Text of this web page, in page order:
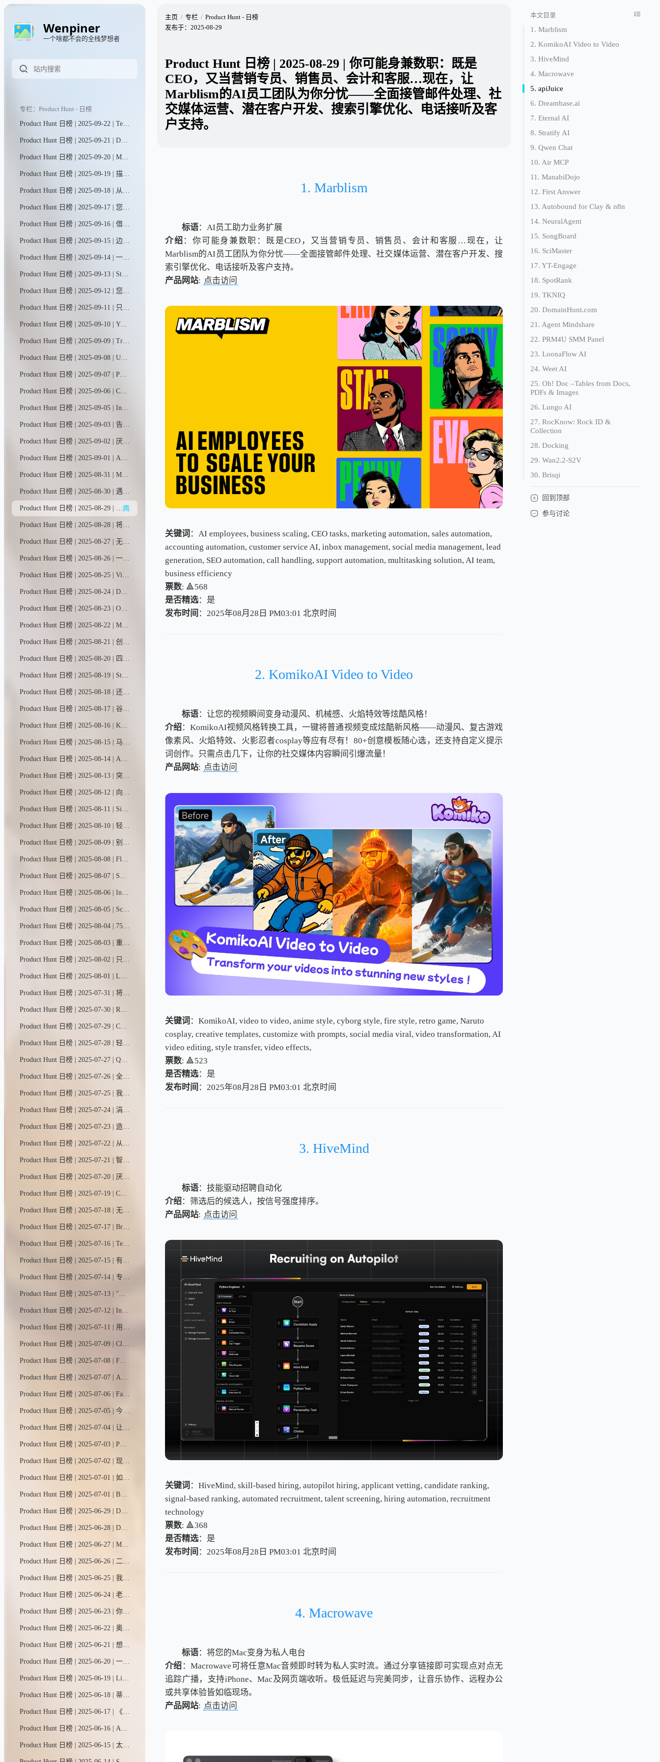
Wenpiner
一个啥都不会的全栈梦想者
专栏：Product Hunt - 日榜
Product Hunt 日榜 | 2025-09-22 | Teable让您的数据即刻转化为行动。无论是客户信息、发票记录，还是批量营销图文生成，所有数据处理工作都变得前所未有的简单高效。
Product Hunt 日榜 | 2025-09-21 | Dart现已将AI聊天与智能代理融合，打造出独具一格的项目管理工具。只需与AI对话，即可轻松完成项目 brainstorming、规划与进度追踪。您还能部署专业化甚至定制化的智能代理，让它们高效执行任何已规划的工作任务。
Product Hunt 日榜 | 2025-09-20 | MagicLight助您轻松将任意脚本转化为电影级故事视频——仅需几分钟。无论是制作YouTube内容、儿童故事、广告还是品牌宣传片，MagicLight作为智能故事视频助手，让叙事创作变得毫不费力。
Product Hunt 日榜 | 2025-09-19 | 描述您的活动，即刻获得精美的报名页面、邀请函等更多内容。通过直观的编辑工具调整细节，AI将为您完成繁重工作。特别适合渴望举办专业活动却不愿在各种工具间来回切换的个人与团队。
Product Hunt 日榜 | 2025-09-18 | 从网站实时抓取真实数据并导入Univers（我们的电子表格引擎，在GitHub上已获得27.5k星标！）。在这里，您可以提问、通过交互式表格和图表进行可视化分析，还能进行数据切片、多维筛选及导出——所有操作一站式完成。
Product Hunt 日榜 | 2025-09-17 | 您的Next Store专为渴望打造并运营现代化、高性能在线商店的创业者、品牌主及代理商而生。它摆脱了Shopify等平台繁冗的插件束缚与功能限制，为追求极致速度与高度适应性的您量身定制。
Product Hunt 日榜 | 2025-09-16 | 借助Blocks，任何人都能在几分钟内构建智能工作应用和AI智能体。它们不仅能管理工作流程，更能切实推进任务完成。我们的AI构建助手Ella将自然语言转化为应用与智能体，将应用构建与智能体开发双平台合二为一，打造出功能强大的统一工作平台。
Product Hunt 日榜 | 2025-09-15 | 边做边说；Guidde将你的点击与口述转化为精炼的分步指南，并配以AI语音，无需脚本，无需重录。
Product Hunt 日榜 | 2025-09-14 | 一个展示设备端机器学习和生成式人工智能应用案例的画廊，让人们能够在本地试用和使用模型。
Product Hunt 日榜 | 2025-09-13 | Stash MCP服务器让Cursor、Claude和Copilot等AI助手能够直接访问团队的实时工作内容（代码、文档、任务），无需反复提示即可解决问题。只需说"请处理我分配的编号为…的任务"——一句话就够了。
Product Hunt 日榜 | 2025-09-12 | 您的核心代码、云及运行时安全平台。借助AI自动修复与自动分诊功能，智能修补漏洞。误报率降低85%。安全是每个人的责任。让安全防护自动完成，使开发者回归创造本身。
Product Hunt 日榜 | 2025-09-11 | 只需几分钟即可创建并上线新店铺，在AI智能团队的全程支持下轻松启航——从店铺搭建、设计到正式运营，您的专属AI助手将提供全方位支持。我们负责营销自动化与活动策划，让您专注核心销售业务。
Product Hunt 日榜 | 2025-09-10 | YouMind助您轻松开启创作之旅，从捕捉灵感到打磨文章、播客、视频等作品。通过YouMind，每个人都能将好奇心转化为精彩创作。
Product Hunt 日榜 | 2025-09-09 | Tripo是一款生成式AI模型，可将文本或图像转化为可直接投入生产的3D素材。基于数百亿参数构建的Tripo 3.0版本，能够生成更锐利的几何结构、更整洁的拓扑布局和更丰富的纹理细节，最终呈现更高质量的3D成果。
Product Hunt 日榜 | 2025-09-08 | Uxia让各种规模的设计和产品团队都能轻松开展用户测试。传统工具速度慢、成本高且往往不够准确。Uxia运用人工智能和虚拟用户技术，快速提供可靠洞察，助力实现更敏捷高效的产品开发。
Product Hunt 日榜 | 2025-09-07 | PhotoFox AI只需一张产品照片，即可生成完整营销素材——影棚级平面图片、抓眼球短视频、即用型广告模板。几分钟内获得100+品牌专属素材，成本仅为传统拍摄的零头。
Product Hunt 日榜 | 2025-09-06 | CapCut AI智能剪辑工具——您的智能剪辑助手，支持镜头捕捉与指令驱动创作。从自动剪辑到虚拟形象生成，从智能片段切割到素材创作，CapCut以AI之力重塑剪辑体验：操作简单、功能强大、智能高效。
Product Hunt 日榜 | 2025-09-05 | Incerto是一款专为数据库设计的AI原生Copilot助手。它通过情境感知代理技术，将自然语言指令转化为各类任务——无论是编写查询语句、调整数据架构，还是迁移数据，都能将开发效率提升十倍，同时减少90%的人工操作负担。
Product Hunt 日榜 | 2025-09-03 | 告别繁琐记账。Receiptor AI智能追踪所有历史与当前收据，依托上下文精准提取数据，自动归类支出明细，并无缝同步至Xero/QBO财务系统。通过人工智能轻松创建规则、高效管理票据档案。节省时间，优化税务抵扣，持续保持财税合规。
Product Hunt 日榜 | 2025-09-02 | 厌倦了那些缺乏真正自主性的工作流自动化平台？受够了需要自己搭建基础设施的智能体框架？或是那些过于死板、功能基础的智能体构建工具？xpander.ai智能体平台为您提供AI智能体开发与运维的一站式解决方案。
Product Hunt 日榜 | 2025-09-01 | A01是你的专属新闻助手，帮你追踪所有关心的话题。只需告诉它你想关注的内容，它就会为你带来最新资讯。
Product Hunt 日榜 | 2025-08-31 | Motion以高清画质捕捉屏幕动态，平滑处理鼠标移动轨迹，添加局部放大特效，让您全面掌控视觉呈现。只需轻点几下，原始素材即刻升级为专业级精制视频——无论是分享展示、产品演示还是营销推广，皆能完美胜任。
Product Hunt 日榜 | 2025-08-30 | 遇见Surf——一款专业AI助手，将加密市场的纷杂信息转化为行动指南。整合实时社群情绪与链上数据，打造研究与执行的一体化平台。用通俗易懂的 sourced 行业洞察，助您轻松理解RWA（现实世界资产）和稳定币等概念。
Product Hunt 日榜 | 2025-08-29 | 你可能身兼数职：既是CEO，又当营销专员、销售员、会计和客服…现在，让Marblism的AI员工团队为你分忧——全面接管邮件处理、社交媒体运营、潜在客户开发、搜索引擎优化、电话接听及客户支持。
Product Hunt 日榜 | 2025-08-28 | 将非技术性反馈和错误报告在数秒内转化为现成代码。Webvizio自动捕捉产品反馈，收集所有技术数据，并通过Cursor、Windsurf等AI编程工具帮助团队快速解决开发任务。
Product Hunt 日榜 | 2025-08-27 | 无缝支付体验，助力SaaS业务 🤝 全球伙伴轻松分账 🌍 支持80+种货币、100+国家/地区及稳定币结算 🤖 智能AI助手深度解析业务数据 💳 订阅制与一次性支付兼享，税务自动化省心无忧
Product Hunt 日榜 | 2025-08-26 | 一款工作流自动化平台，可将任务精准分配给人类员工或AI代理。通过整合Slack、Jira和Notion等工具，Trace能够解构现有工作流程，识别自动化契机，并将AI代理嵌入重复性任务中执行。
Product Hunt 日榜 | 2025-08-25 | VibeFlow能将您的指令转化为全栈网络应用，通过类似n8n的可视化工作流构建后端逻辑，让您能够随着创意的演进直观查看、编辑并扩展应用程序架构。
Product Hunt 日榜 | 2025-08-24 | Deforge让AI智能体开发变得极其简单。我们的可视化平台将复杂工作流浓缩为单一节点，任何人都能通过填写表单快速部署智能体。
Product Hunt 日榜 | 2025-08-23 | Omnara让Claude Code摆脱终端束缚。先在本地编写代码，随后即可在网页端或移动端无缝续写。设备切换丝滑流畅，工作进度实时同步。当智能代理需要您介入时，推送即时抵达，一键即可审批变更。SDK兼容所有AI代理系统，开启全平台编程新体验。
Product Hunt 日榜 | 2025-08-22 | Mocke AI智能体模拟执行邮件营销活动，1分钟内即可反馈结果，包括邮件打开率、回复率和退订率等关键指标。更独特的是，Mocke能深度解析潜在客户行为：精准指出未打开邮件的原因，解析被标记垃圾邮件或遭到忽视的深层因素。助您获取真实场景中无法捕捉的营销成败关键洞察，揭示活动成功或失败的本质原因。
Product Hunt 日榜 | 2025-08-21 | 创建你自己的发布保护机制，用简单英语标记或阻止团队代码更改，让你立即知晓一切是否按计划进行或违反规则。
Product Hunt 日榜 | 2025-08-20 | 四月是一款语音AI行政助手，可免提管理您的邮件和日程。专为需要行政助理的大忙人设计。只需动动嘴，就能让四月帮您重新安排会议、删除垃圾邮件并回复重要邮件。
Product Hunt 日榜 | 2025-08-19 | Stormy是一款专为网红营销打造的AI助手。只需提供简要需求和预算，它就能从公开数据中筛选出合适的YouTube/TikTok创作者，精准匹配评分，自动撰写个性化邀约文案，通过私信/邮件触达，实时追踪回复动态，并协助完成谈判签约——为您提供从对接到成交的全流程极速服务。
Product Hunt 日榜 | 2025-08-18 | 还在被竞争对手甩在身后吗？HeadsUp是首款能主动预警竞品动态并助您快速应对的AI助手。实时洞悉市场变化，即刻触发行动警报。60秒极速部署，全自动智能护航。
Product Hunt 日榜 | 2025-08-17 | 谷歌航班新推出了一款名为"航班特惠"的AI工具，专为行程灵活的旅行者打造。只需用自然语言描述你的理想旅程，比如"今年冬天来趟滑雪之旅"，它就能为你找到最划算的机票和最佳目的地。
Product Hunt 日榜 | 2025-08-16 | Kuse能将杂乱输入转化为条理分明的交付成果，所有操作都在一个可视化画布上完成——你的创作上下文一目了然，随时可编辑，还能重复利用。输入一团乱麻，输出智慧结晶。
Product Hunt 日榜 | 2025-08-15 | 马卡龙是一款让你一见如故的私人AI。它比朋友更懂你的喜好、经历和愿望，还能瞬间调出定制化小程序，让每次对话都甜度满分。
Product Hunt 日榜 | 2025-08-14 | Autumn让AI初创企业仅需3次API调用即可实现用量计价与管控。基于Stripe构建，一站式管理订阅、用量和访问权限。无需配置Webhook或后端逻辑，特别适合开发大语言模型和图像应用的早期团队。
Product Hunt 日榜 | 2025-08-13 | 突破大脑的极限。与你阅读、观看、聆听或记录的所有内容展开对话。随时随地添加资料，或导入数千个视频、播客等内容——全部自动归档至你的智能知识库。让记忆成为永恒可检索的宝藏。
Product Hunt 日榜 | 2025-08-12 | 向各路传奇人物学习任意主题的大师课，课程阵容包括保罗·格雷厄姆、埃隆·马斯克、陶哲轩、安德烈·卡帕西、摩根·豪塞尔、比尔·阿克曼和马克·安德森。观看他们实时共享屏幕，为你讲授自选课题的深度课程。
Product Hunt 日榜 | 2025-08-11 | Simular Pro是一款专为macOS打造的生产级电脑助手，能够像真人一样可靠地自动化处理复杂的桌面任务。
Product Hunt 日榜 | 2025-08-10 | 轻松隐藏网页上的敏感信息，如文字、图片、表单等内容。
Product Hunt 日榜 | 2025-08-09 | 别再浪费时间和金钱选错课程了。CourseCorrect能根据你的水平、经验和技能，全网智能匹配最适合的课程。还能获取就业市场需求、薪资涨幅等深度分析，告诉你哪些技能才能真正推动职业发展。
Product Hunt 日榜 | 2025-08-08 | Floot让非技术人员和创业者也能轻松打造真正可用的专业级网页应用。它设计得极其简单易用又功能强大。整套技术栈（后端、数据库、托管等）都已内置集成，从此你可以毫无障碍地实现自己的创意构想。
Product Hunt 日榜 | 2025-08-07 | SpeedVitals RUM助您实时监测真实用户性能（核心网页指标）与网站分析数据。作为谷歌分析的替代方案，它采用隐私优先设计，全程无需使用追踪Cookie。
Product Hunt 日榜 | 2025-08-06 | Indy AI颠覆了自由职业者的接单方式。它直连你的领英和X账号，扫描你的人脉网络，在你的Contra动态中推送熟人商机。告别求职平台。无需硬推销。只推荐来自既有关系的真实机会。
Product Hunt 日榜 | 2025-08-05 | SciSpace智能助手，您的科研搭档，集成了数百种学术工具与数据库于一体。只需简单指令，它便能阅读文献、分析数据、撰写论文，助您节省90%研究时间，让您从假设到发现的科研之路快人一步。
Product Hunt 日榜 | 2025-08-04 | 75%的网站未能通过核心网页指标测评。快检查你的网站排名是否被加载更快的竞争对手超越。数据源自Chrome用户体验报告的真实用户数据。
Product Hunt 日榜 | 2025-08-03 | 重视用户信任的现代SaaS团队专属——隐私友好型网站数据分析+仪表盘
Product Hunt 日榜 | 2025-08-02 | 只需一张照片，即可生成温馨逼真的产品展示图。X-Design助力小商家一键升级普通照片，轻松打造风格化场景——无论是温馨卧室、波西米亚风客厅，还是手持产品特写。功能涵盖修图美化、尺寸调整、智能抠图等全套工具。
Product Hunt 日榜 | 2025-08-01 | Launch只需一个指令就能构建完整产品——涵盖前端、后端、内置数据库和实时集成。无需Supabase，无需Zapier。遇到难题时，真人工程师将协助调试并交付成果。从构想到上线仅需数分钟，全程提供值得信赖的技术支持。
Product Hunt 日榜 | 2025-07-31 | 将你的安卓手机变成AI游乐场。DroidRun让你能在原生移动应用中创建并控制自主智能体，是测试、自动化和实验的完美工具。百分百开源，即将支持云端部署。
Product Hunt 日榜 | 2025-07-30 | RunLLM基于加州大学伯克利分校十年研究成果打造，能通过分析日志、代码和文档解决复杂技术支持问题。该工具可节省30%以上工程师时间，平均故障修复时长缩短50%，工单拦截率高达99%。Databricks、Sourcegraph和Corelight等企业已投入使用——立即免费试用您的专属版本。
Product Hunt 日榜 | 2025-07-29 | CopyCat是一款无需编程的浏览器自动化搭建平台。通过其可视化编辑器，您只需将AI指令与可靠的步骤化操作相结合，即可实现各类网页任务的自动化处理。
Product Hunt 日榜 | 2025-07-28 | 轻松通过对话生成并优化高转化率的产品视觉内容。HuHu AI智能助手化身您的专属搭档，为网店打造所需一切。✅ 一张照片，全场景内容。✅ 链接一键焕新。✅ 触达更广客群。
Product Hunt 日榜 | 2025-07-27 | Quicko Pro是一款以AI为核心的专业咨询平台，助力从业者轻松开展线上业务。它提供可定制的门户界面、无缝支付集成和实时数据分析功能，既能简化运营流程，又能提升客户互动体验。
Product Hunt 日榜 | 2025-07-26 | 全球首款大型视觉记忆模型震撼问世——这款AI能像ChatGPT处理文字一样，观看并记忆视频内容。上传至Memories.ai平台后，您可随时搜索画面细节或提出相关问题。
Product Hunt 日榜 | 2025-07-25 | 我们都可能需要一些心理支持。我曾用过Ash，凌晨两点被它的贴心程度震撼到了。它能记住我们的对话，甚至还会提出质疑，给出超有启发的见解。人工智能反而让我们更有人情味，这感觉太奇妙了不是吗？
Product Hunt 日榜 | 2025-07-24 | 涓流魔法画布——全球首款智能协作画布，让你与AI直观共创，轻松打造可直接上线的应用与网站。这个可视化空间专为情境工程设计，智能体能更精准理解你的意图，构建多页面应用程序。
Product Hunt 日榜 | 2025-07-23 | 造你所想，共享灵感，人人皆可参与。YouWare是一个活力四射的编程社区，搭载智能工具。加入10万+创作者与30万+项目，激发创意火花，收获宝贵建议。灵感枯竭？快来围观这些社区大神作品！
Product Hunt 日榜 | 2025-07-22 | 从线索挖掘到客户培育再到个性化触达，Jeeva全流程包办，让您专注成交而非追逐。全新2.0版本能智能分类收件箱、实时生成通话预案、自动管理后续跟进，甚至为您完成会议纪要。
Product Hunt 日榜 | 2025-07-21 | 智能清单 随手即达。用语音或拍照就能瞬间生成AI待办清单，轻松追踪每日每周每月事务。
Product Hunt 日榜 | 2025-07-20 | 厌倦了无休止的刷屏？Barrier应用将屏幕使用时间限制为每次10分钟，然后自动锁住让人分心的应用。想解锁？得等30秒...正好让你冷静思考是否值得。这款免费工具操作简单，用户反馈屏幕使用时间平均减少70%。放下手机，重拾生活。
Product Hunt 日榜 | 2025-07-19 | ChatGPT现在能自主思考并行动，主动调用智能工具箱中的技能，在电脑上为你完成任务。
Product Hunt 日榜 | 2025-07-18 | 无标题UI React是全球最大的开源React组件库，基于Tailwind CSS与React Aria构建。它囊括了设计开发现代用户界面所需的一切元素，助你省去数月设计开发周期。只需复制、粘贴，即可快速构建。
Product Hunt 日榜 | 2025-07-17 | Brain MAX是ClickUp推出的原生桌面应用，专治AI工具泛滥症，让工作效率飙升。每月仅需9美元，即可畅享所有AI模型（含高级推理模型），还能体验语音转文字、跨应用AI联动、智能任务处理等强大功能。
Product Hunt 日榜 | 2025-07-16 | TestSprite 2.0是您编程助手的最佳拍档。全新智能代码处理器能解析需求规格、验证AI生成代码、执行测试并提供修复建议——当您的智能助手编写代码时，我们确保其正确运行。
Product Hunt 日榜 | 2025-07-15 | 有创意、剧本、节奏点或心仪角色？OpenArt一键帮你打造视觉故事——动态、音乐、剧情线全包圆。
Product Hunt 日榜 | 2025-07-14 | 专业AI模拟面试，实时反馈与简历精准匹配，助你斩获心仪职位。基于STAR法则打造200+真实考题库，支持7种语言练习。设计师专为设计师打造。
Product Hunt 日榜 | 2025-07-13 | "语音流动"是谷歌AI视频创作工具Flow的一项全新实验性功能。该功能由Veo 3驱动，允许用户为单张初始图片生成的视频添加定制化AI语音，通过对话让静态画面生动起来。
Product Hunt 日榜 | 2025-07-12 | Intervo是一款开源平台，专为打造智能电话、语音及聊天AI助手而设计。它能突破ChatBase和Retell.AI等封闭平台的局限，即时帮助客户筛选潜在商机、处理技术支持，还能实现更多强大功能！
Product Hunt 日榜 | 2025-07-11 | 用AI将简历一键生成Notion风格个人网站——无需编程与设计基础。HelloCV AI助你脱颖而出，展示作品集，秒速斩获面试机会。专属简历域名免费托管，打造你的职业名片。
Product Hunt 日榜 | 2025-07-09 | Clueso是打造惊艳产品视频的最快最简单方式。它能将原始屏幕录像在几分钟内转化为影棚级视频和分步教程文章，无需任何剪辑或设计技能。
Product Hunt 日榜 | 2025-07-08 | Forge是连接并运行跨供应商AI模型的快速安全方案——告别工具碎片化和基础设施困扰。仅需三行代码即可切换。兼容OpenAI。隐私至上。
Product Hunt 日榜 | 2025-07-07 | AI提示词工程工作台，配备强大分析工具，用于设计、测试及系统化评估提示词效果。
Product Hunt 日榜 | 2025-07-06 | FastMoss是首屈一指的TikTok数据分析平台，致力于为TikTok品牌和内容创作者提供可操作的洞察力，助力他们在充满活力的社交电商领域取得成功。
Product Hunt 日榜 | 2025-07-05 | 今日心灵助手是你专属的情绪管理AI伙伴。它能随时随记录心情变化、发现情绪规律，并提供科学有效的调节方法。
Product Hunt 日榜 | 2025-07-04 | 让#AutoCoder搭建网站 = 前端+后端+数据库 无需Supabase！
Product Hunt 日榜 | 2025-07-03 | Portia助您快速部署生产级AI智能体。它提供即插即用工具集成、声明式规划与统一认证框架，让您能在API和网页端安全可靠地部署智能体，同时保持全程人工监督与控制。
Product Hunt 日榜 | 2025-07-02 | 现在，你可以在网页端和移动端使用Cursor智能助手了。就像IDE里那位与你默契协作的老搭档一样，这些跨平台助手同样能编写代码、解答复杂问题，并为你搭建项目框架。
Product Hunt 日榜 | 2025-07-01 | 如果能在任何应用、任何标签页上实现类似Figma的协作体验会怎样？Tabl就是专为高效工作打造的第二浏览器。
Product Hunt 日榜 | 2025-07-01 | Byterover是专为AI编程助手打造的智能记忆增强层——它能跨项目和团队创建、调用并管理那些充满灵感的编码最佳实践。现在只需通过Cursor、Windsurf等AI集成开发环境安装插件，即刻开启高效编程之旅。
Product Hunt 日榜 | 2025-06-29 | DeskMinder是一款简洁高效的macOS桌面提醒工具，专为需要醒目提示的注意力缺陷人群设计，让待办事项一目了然。
Product Hunt 日榜 | 2025-06-28 | Dyad 是一款免费、本地化、开源的氛围编程工具。它可作为v0、Lovable和Bolt的替代品，但不受平台束缚或功能限制——你可以自由选用任何AI模型（包括免费的Gemini和OpenRouter模型）！立即免费下载：支持Windows和Mac双平台运行。
Product Hunt 日榜 | 2025-06-27 | Mysite.ai助您两分钟内轻松建站：自动生成网站内容、智能捕获潜在客户。告别模板拖拽的繁琐操作，只需回答几个简单问题即可一键上线。现在免费试用，无需注册。
Product Hunt 日榜 | 2025-06-26 | 二十是一款现代开源CRM系统，作为Salesforce的替代方案，它完全可定制、价格亲民，并由社区力量驱动。
Product Hunt 日榜 | 2025-06-25 | 我们帮你整合所有社交平台的人际关系。Pally会深度分析每位联系人的网络足迹，助你：高效筹备会面、轻松维系人脉、快速检索社交圈，解锁更多社交智慧。
Product Hunt 日榜 | 2025-06-24 | 老板模式为你配备了一支全AI团队——CEO、设计师、开发者、营销专员和文案写手。他们能在几分钟内打造你的品牌、撰写文案、设计并搭建网站，还能全天候托管、监测并推动业务增长。
Product Hunt 日榜 | 2025-06-23 | 你的自拍值得更闪耀。一键将照片转化为风格化AI艺术——吉卜力、皮克斯、大理石纹、GTA游戏风、Funko潮玩等多样风格。无需注册，极速生成，完全免费。或许这就是你的新头像。立即体验 → https://magichour.ai/products/ai-selfie-generator
Product Hunt 日榜 | 2025-06-22 | 奥克利Meta智能眼镜是Meta与奥克利联手打造的全新智能穿戴品类。解放双手即可拍摄视频，开放式耳塞带来沉浸音乐体验，Meta AI助手随时提供实时解答。7月11日开启预售。
Product Hunt 日榜 | 2025-06-21 | 想象一个能替你完成电脑工作的智能助手——从自动化任务到网络调研，再到生成交付成果。只需用简单自然的语言输入需求，ComputerX就能将你的指令转化为实际行动。
Product Hunt 日榜 | 2025-06-20 | 一站式构建关系型数据库，轻松管理数据并驱动全栈商业应用。从零开始创建、导入CSV文件或直接使用现成模板快速启动。
Product Hunt 日榜 | 2025-06-19 | Liveblocks为您提供现成功能，如AI协作者、评论系统和多人协同编辑，让产品更具吸引力，助力业务增长。
Product Hunt 日榜 | 2025-06-18 | 蒂拉是一款可视化AI工作台，专为打造复杂多模态项目而生。在这里，您可以一站式调用GPT-4、DALL·E、Kling、Luma等顶尖AI模型。无需频繁切换标签页，单窗口即可完成创作、编程、搜索与设计全流程。
Product Hunt 日榜 | 2025-06-17 | 《产品实景》是一个精选视频库，收录了iOS平台上最出色的应用和交互设计。你可以按名称、类别、模式等多种方式搜索。逐帧细览精彩片段，结识背后的设计大师。最重要的是：发现并下载这些优秀应用。
Product Hunt 日榜 | 2025-06-16 | AI整合精选金融与社交数据，助您洞察股市。轻轻一滑发现机会，点按之间深入调研。
Product Hunt 日榜 | 2025-06-15 | 太阳照常升起，你也能！用Sun打造更好的习惯。追踪连续记录，设定个性化目标，借助详细数据和提醒保持自律。简约设计，强大功能。免费开启，随时升级——卓越不是一种行为，而是一种习惯。-亚里士多德
主页 专栏
Product Hunt - 日榜
发布于： 2025-08-29
Product Hunt 日榜 | 2025-08-29 | 你可能身兼数职：既是
CEO，又当营销专员、销售员、会计和客服…现在，让
Marblism的AI员工团队为你分忧——全面接管邮件处理、社
交媒体运营、潜在客户开发、搜索引擎优化、电话接听及客
户支持。
1. Marblism
标语：AI员工助力业务扩展
介绍 ：你可能身兼数职：既是CEO，又当营销专员、销售员、会计和客服…现在，让
Marblism的AI员工团队为你分忧——全面接管邮件处理、社交媒体运营、潜在客户开发、搜
索引擎优化、电话接听及客户支持。
产品网站: 点击访问
关键词 ：AI employees, business scaling, CEO tasks, marketing automation, sales automation,
accounting automation, customer service AI, inbox management, social media management, lead
generation, SEO automation, call handling, support automation, multitasking solution, AI team,
business efficiency
票数: 🔺568
是否精选：是
发布时间 ：2025年08月28日 PM03:01 北京时间
北京时间
2. KomikoAI Video to Video
标语：让您的视频瞬间变身动漫风、机械感、火焰特效等炫酷风格！
介绍：KomikoAI视频风格转换工具，一键将普通视频变成炫酷新风格——动漫风、复古游戏
像素风、火焰特效、火影忍者cosplay等应有尽有！80+创意模板随心选，还支持自定义提示
词创作。只需点击几下，让你的社交媒体内容瞬间引爆流量！
产品网站: 点击访问
关键词 ：KomikoAI, video to video, anime style, cyborg style, fire style, retro game, Naruto
cosplay, creative templates, customize with prompts, social media viral, video transformation, AI
video editing, style transfer, video effects,
票数: 🔺523
是否精选：是
发布时间 ：2025年08月28日 PM03:01 北京时间
北京时间
3. HiveMind
标语：技能驱动招聘自动化
介绍：筛选后的候选人，按信号强度排序。
产品网站: 点击访问
关键词 ：HiveMind, skill-based hiring, autopilot hiring, applicant vetting, candidate ranking,
signal-based ranking, automated recruitment, talent screening, hiring automation, recruitment
technology
票数: 🔺368
是否精选：是
发布时间 ：2025年08月28日 PM03:01 北京时间
北京时间
4. Macrowave
标语：将您的Mac变身为私人电台
介绍 ：Macrowave可将任意Mac音频即时转为私人实时流。通过分享链接即可实现点对点无
追踪广播，支持iPhone、Mac及网页端收听。极低延迟与完美同步，让音乐协作、远程办公
或共享体验皆如临现场。
产品网站: 点击访问
本文目录
1. Marblism
2. KomikoAI Video to Video
3. HiveMind
4. Macrowave
5. apiJuice
6. Dreambase.ai
7. Eternal AI
8. Stratify AI
9. Qwen Chat
10. Air MCP
11. ManabiDojo
12. First Answer
13. Autobound for Clay & n8n
14. NeuralAgent
15. SongBoard
16. SciMaster
17. YT-Engage
18. SpotRank
19. TKNIQ
20. DomainHunt.com
21. Agent Mindshare
22. PRM4U SMM Panel
23. LoonaFlow AI
24. Weet AI
25. Oh! Doc –Tables from Docs,
PDFs & Images
26. Lungo AI
27. RocKnow: Rock ID &
Collection
28. Docking
29. Wan2.2-S2V
30. Brisqi
回到顶部
参与讨论